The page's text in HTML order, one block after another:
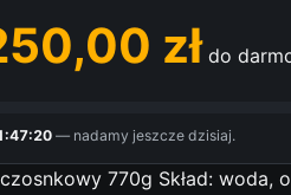
zł do
— nadamy jeszcze dzisiaj.
770g Skład: woda,